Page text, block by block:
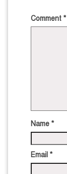
Comment *
Name *
Email *